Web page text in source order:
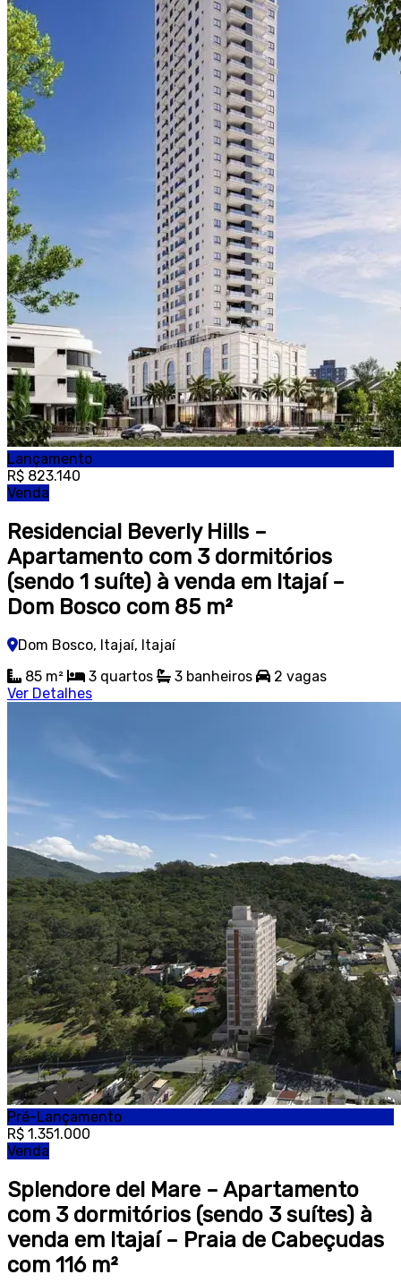
Lançamento
R$ 823.140
Venda
Residencial Beverly Hills –
Apartamento com 3 dormitórios
(sendo 1 suíte) à venda em Itajaí –
Dom Bosco com 85 m²
Dom Bosco, Itajaí, Itajaí
85 m²
3 quartos 3 banheiros 2 vagas
Ver Detalhes
Pré-Lançamento
R$ 1.351.000
Venda
Splendore del Mare – Apartamento
com 3 dormitórios (sendo 3 suítes) à
venda em Itajaí – Praia de Cabeçudas
com 116 m²